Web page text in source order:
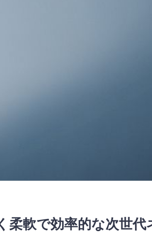
柔軟で効率的な次世代